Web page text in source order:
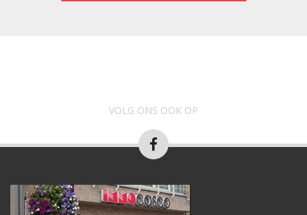
VOLG ONS OOK OP